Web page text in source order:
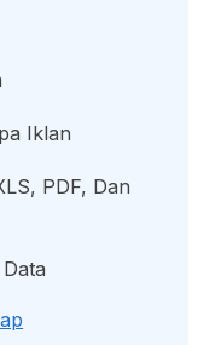
Iklan
PDF, Dan